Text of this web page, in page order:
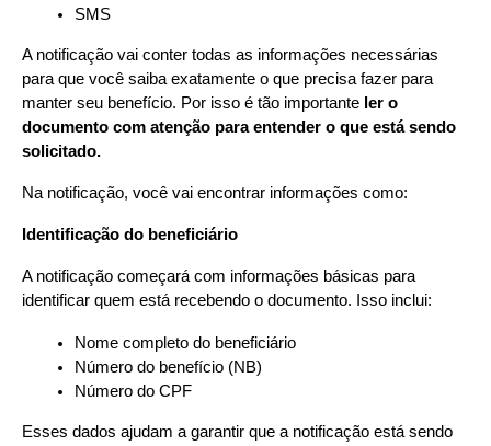
SMS
A notificação vai conter todas as informações necessárias
para que você saiba exatamente o que precisa fazer para
manter seu benefício. Por isso é tão importante ler o
documento com atenção para entender o que está sendo
solicitado.
Na notificação, você vai encontrar informações como:
Identificação do beneficiário
A notificação começará com informações básicas para
identificar quem está recebendo o documento. Isso inclui:
Nome completo do beneficiário
Número do benefício (NB)
Número do CPF
Esses dados ajudam a garantir que a notificação está sendo